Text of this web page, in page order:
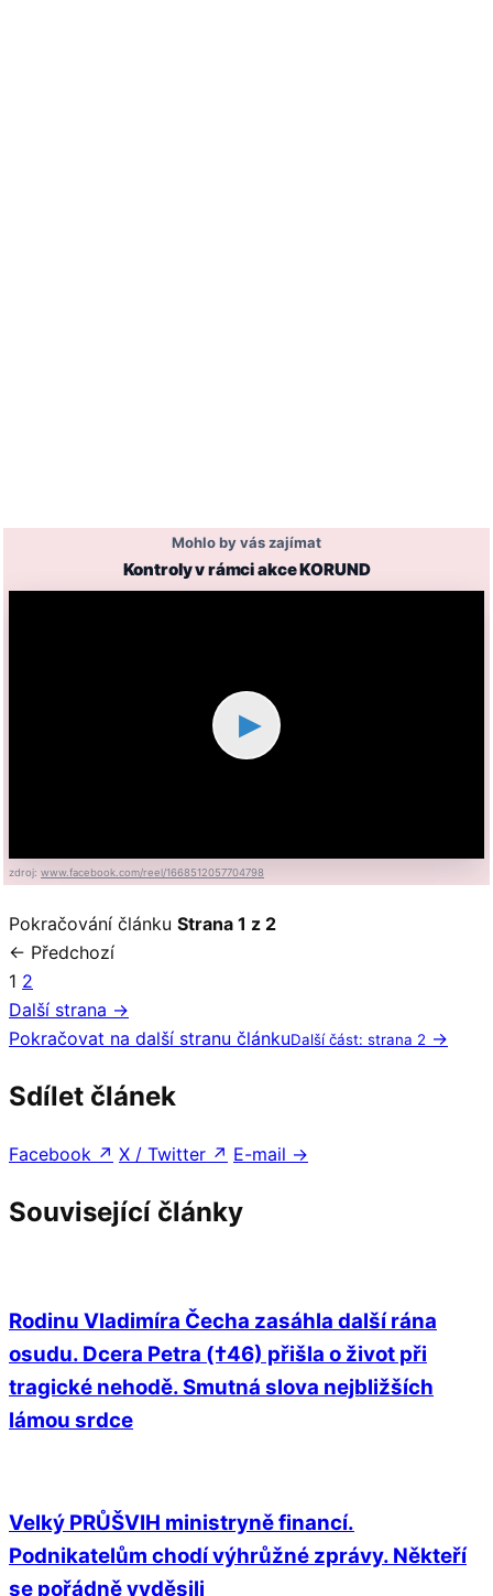
Mohlo by vás zajímat
Kontroly v rámci akce KORUND
▶
zdroj: www.facebook.com/reel/1668512057704798
Pokračování článku Strana 1 z 2
← Předchozí
1 2
Další strana →
Pokračovat na další stranu článkuDalší část: strana 2 →
Sdílet článek
Facebook ↗ X / Twitter ↗ E-mail →
Související články
Rodinu Vladimíra Čecha zasáhla další rána
osudu. Dcera Petra (†46) přišla o život při
tragické nehodě. Smutná slova nejbližších
lámou srdce
Velký PRŮŠVIH ministryně financí.
Podnikatelům chodí výhrůžné zprávy. Někteří
se pořádně vyděsili